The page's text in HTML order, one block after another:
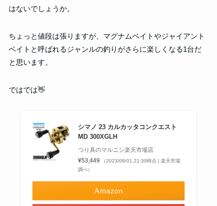
はないでしょうか。
ちょっと値段は張りますが、マグナムベイトやジャイアント
ベイトと呼ばれるジャンルの釣りがさらに楽しくなる1台だ
と思います。
ではでは👋
シマノ 23 カルカッタコンクエスト
MD 300XGLH
つり具のマルニシ楽天市場店
¥53,449
（2023/08/01 21:30時点 | 楽天市場
調べ）
Amazon